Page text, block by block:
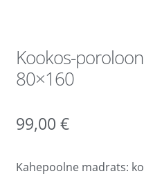
Kookos-
80×160
99,00 €
Kahepoolne madrats: